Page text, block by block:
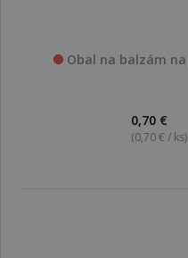
Obal na balzám
0,70 €
(0,70 € / ks)